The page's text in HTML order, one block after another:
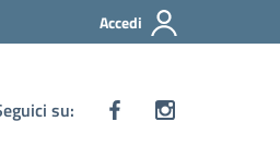
Accedi
su: